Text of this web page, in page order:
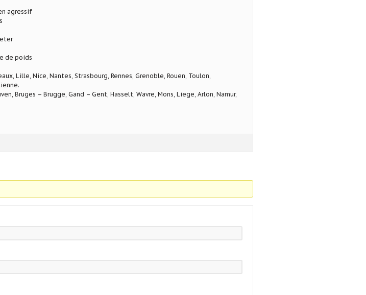
agressif
de poids
Lille, Nice, Nantes, Strasbourg, Rennes, Grenoble, Rouen, Toulon,
Bruges – Brugge, Gand – Gent, Hasselt, Wavre, Mons, Liege, Arlon, Namur,